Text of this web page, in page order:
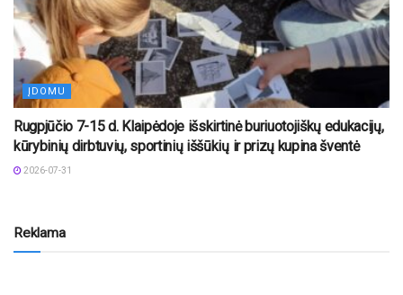
ĮDOMU
Rugpjūčio 7-15 d. Klaipėdoje išskirtinė buriuotojiškų edukacijų,
kūrybinių dirbtuvių, sportinių iššūkių ir prizų kupina šventė
2026-07-31
Reklama